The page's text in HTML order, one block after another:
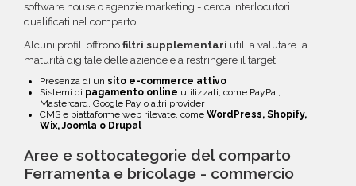
software house o agenzie marketing - cerca interlocutori
qualificati nel comparto.
Alcuni profili offrono filtri supplementari utili a valutare la
maturità digitale delle aziende e a restringere il target:
Presenza di un sito e-commerce attivo
Sistemi di pagamento online utilizzati, come PayPal,
Mastercard, Google Pay o altri provider
CMS e piattaforme web rilevate, come WordPress, Shopify,
Wix, Joomla o Drupal
Aree e sottocategorie del comparto
Ferramenta e bricolage - commercio